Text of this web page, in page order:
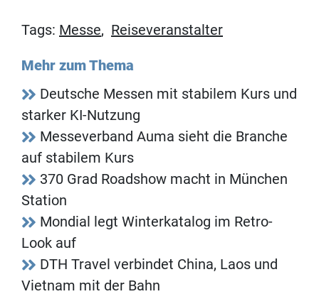
Tags: Messe, Reiseveranstalter
Mehr zum Thema
Deutsche Messen mit stabilem Kurs und
starker KI-Nutzung
Messeverband Auma sieht die Branche
auf stabilem Kurs
370 Grad Roadshow macht in München
Station
Mondial legt Winterkatalog im Retro-
Look auf
DTH Travel verbindet China, Laos und
Vietnam mit der Bahn